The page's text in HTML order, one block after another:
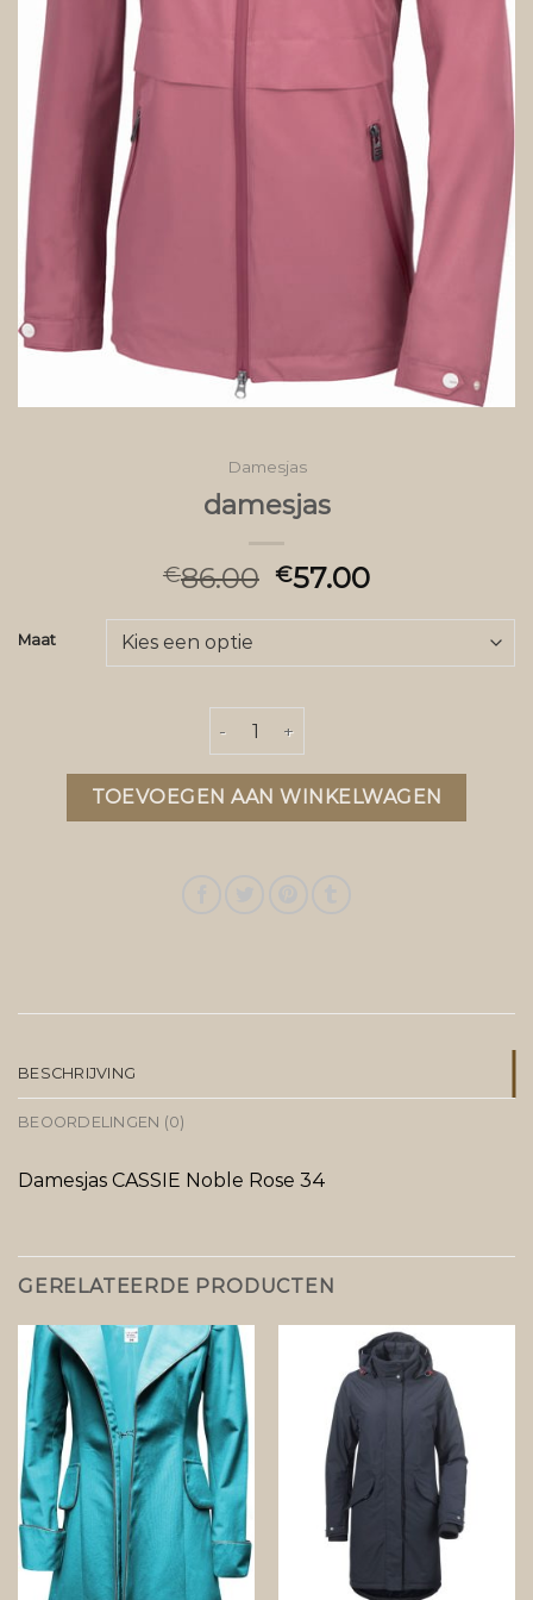
Damesjas
damesjas
€86.00 €57.00
Maat
damesjas aantal
TOEVOEGEN AAN WINKELWAGEN
BESCHRIJVING
BEOORDELINGEN (0)
Damesjas CASSIE Noble Rose 34
GERELATEERDE PRODUCTEN